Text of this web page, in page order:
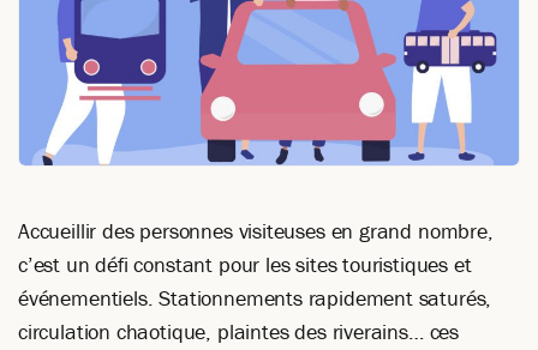
Accueillir des personnes visiteuses en grand nombre,
c’est un défi constant pour les sites touristiques et
événementiels. Stationnements rapidement saturés,
circulation chaotique, plaintes des riverains… ces